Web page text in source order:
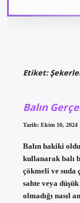
Etiket:
Balın
Tarih: Ekim 10, 2024
Balın hakiki
kullanarak balı
çökmeli ve suda
sahte veya
olmadığı nasıl